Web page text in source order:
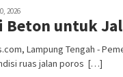
2026
Beton untuk
Lampung Tengah -
ruas jalan poros […]